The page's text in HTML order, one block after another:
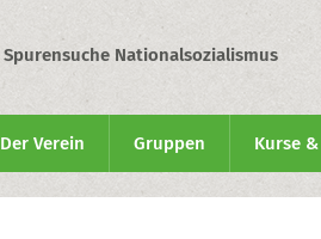
Spurensuche Nationalsozialismus
Der Verein Gruppen Kurse